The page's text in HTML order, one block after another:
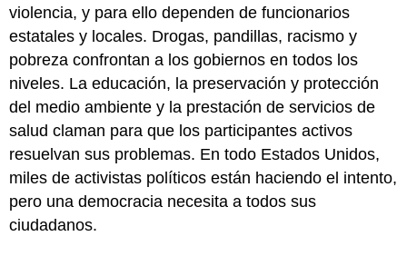
violencia, y para ello dependen de funcionarios
estatales y locales. Drogas, pandillas, racismo y
pobreza confrontan a los gobiernos en todos los
niveles. La educación, la preservación y protección
del medio ambiente y la prestación de servicios de
salud claman para que los participantes activos
resuelvan sus problemas. En todo Estados Unidos,
miles de activistas políticos están haciendo el intento,
pero una democracia necesita a todos sus
ciudadanos.